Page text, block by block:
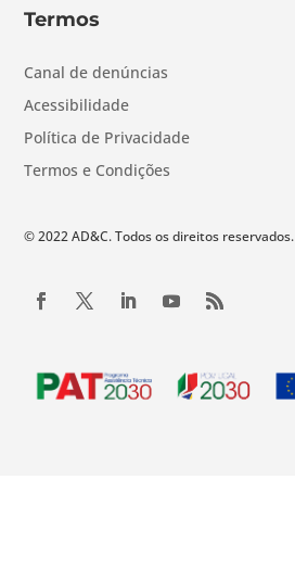
Termos
Canal de denúncias
Acessibilidade
Política de Privacidade
Termos e Condições
© 2022 AD&C. Todos os direitos reservados.